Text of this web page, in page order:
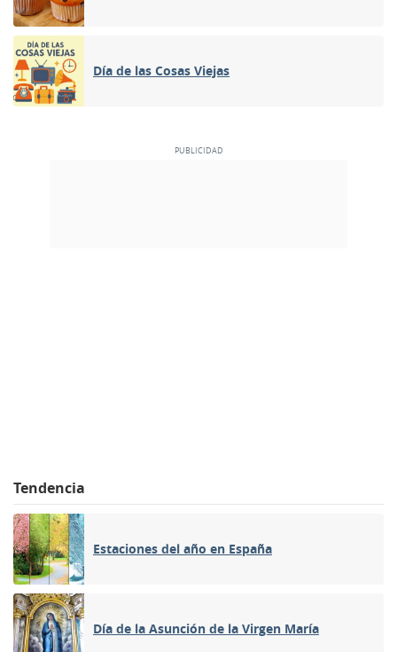
Día de las Cosas Viejas
Tendencia
Estaciones del año en España
Día de la Asunción de la Virgen María